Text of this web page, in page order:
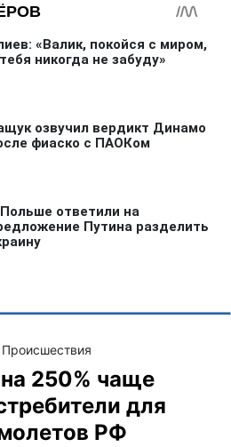
Происшествия
250% чаще
для
РФ